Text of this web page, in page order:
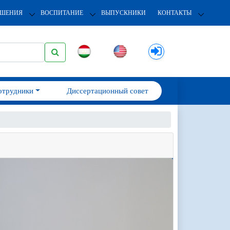
ВОСПИТАНИЕ ВЫПУСКНИКИ КОНТАКТЫ
Диссертационный совет